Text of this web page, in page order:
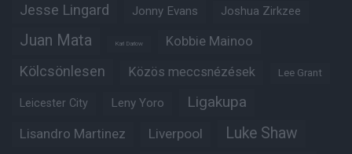
Jesse Lingard Jonny Evans Joshua Zirkzee
Juan Mata Karl Darlow Kobbie Mainoo
Kölcsönlesen Közös meccsnézések Lee Grant
Leicester City Leny Yoro Ligakupa
Lisandro Martinez Liverpool Luke Shaw